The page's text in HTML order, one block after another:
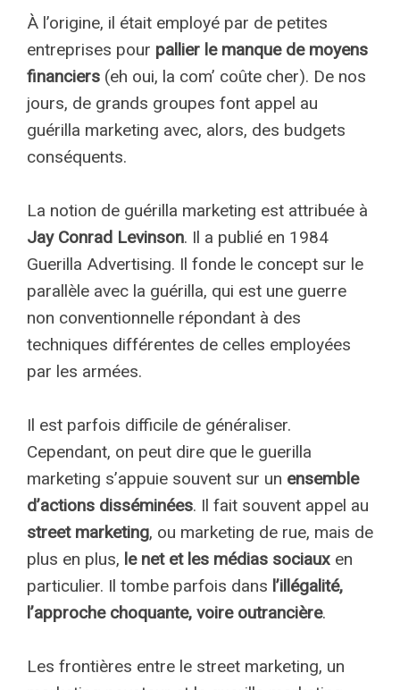
À l’origine, il était employé par de petites
entreprises pour pallier le manque de moyens
financiers (eh oui, la com’ coûte cher). De nos
jours, de grands groupes font appel au
guérilla marketing avec, alors, des budgets
conséquents.
La notion de guérilla marketing est attribuée à
Jay Conrad Levinson. Il a publié en 1984
Guerilla Advertising. Il fonde le concept sur le
parallèle avec la guérilla, qui est une guerre
non conventionnelle répondant à des
techniques différentes de celles employées
par les armées.
Il est parfois difficile de généraliser.
Cependant, on peut dire que le guerilla
marketing s’appuie souvent sur un ensemble
d’actions disséminées. Il fait souvent appel au
street marketing, ou marketing de rue, mais de
plus en plus, le net et les médias sociaux en
particulier. Il tombe parfois dans l’illégalité,
l’approche choquante, voire outrancière.
Les frontières entre le street marketing, un